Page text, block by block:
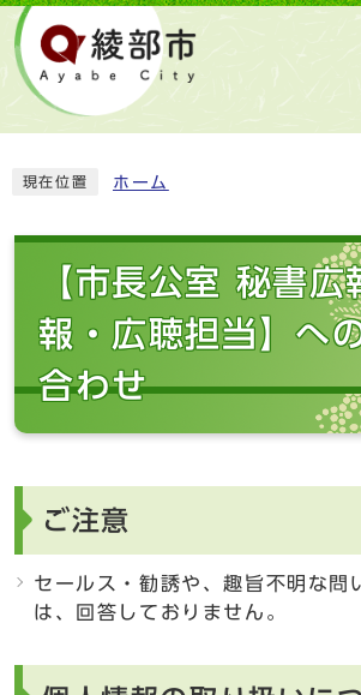
現在位置 ホーム
【市長公室 秘書広
報・広聴担当】へ
合わせ
ご注意
セールス・勧誘や、趣旨不明な問
は、回答しておりません。